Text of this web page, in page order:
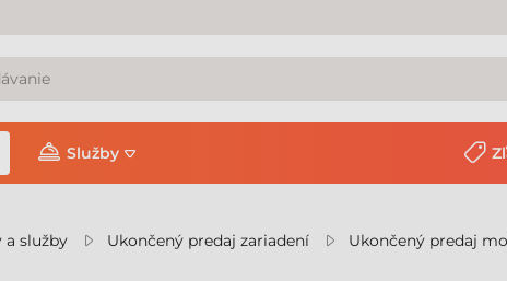
Služby
a služby Ukončený predaj zariadení
Ukončený predaj